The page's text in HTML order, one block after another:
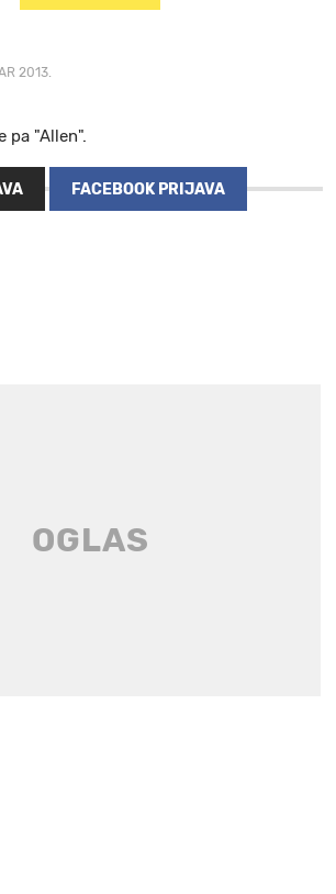
2013.
pa "Allen".
FACEBOOK PRIJAVA